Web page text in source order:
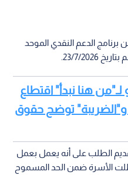
الدعم النقدي الموحد
هنا نبدأ" اقتطاع
توضح حقوق
الطلب على أنه يعمل بعمل
يبلغ 500 دينار، وظلت الأسرة ضمن الحد المسموح